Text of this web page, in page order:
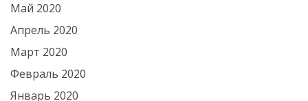
Май 2020
Апрель 2020
Март 2020
Февраль 2020
Январь 2020